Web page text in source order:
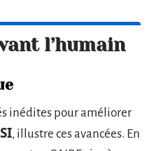
l’humain
inédites pour améliorer
, illustre ces avancées. En